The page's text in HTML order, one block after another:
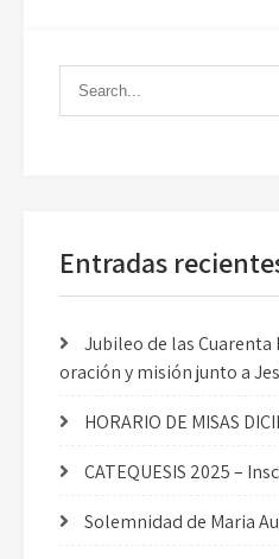
Entradas
Jubileo de las Cuarenta
oración y misión junto a
HORARIO DE MISAS
CATEQUESIS 2025 –
Solemnidad de Maria